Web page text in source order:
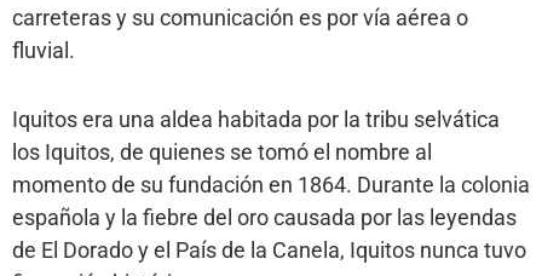
carreteras y su comunicación es por vía aérea o
fluvial.
Iquitos era una aldea habitada por la tribu selvática
los Iquitos, de quienes se tomó el nombre al
momento de su fundación en 1864. Durante la colonia
española y la fiebre del oro causada por las leyendas
de El Dorado y el País de la Canela, Iquitos nunca tuvo